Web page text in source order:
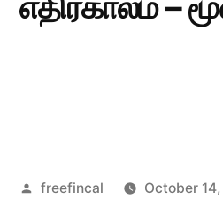
Posted
freefincal
October